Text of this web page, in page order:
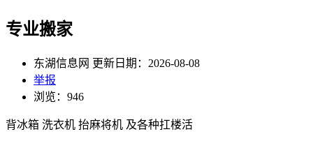
专业搬家
东湖信息网 更新日期：2026-08-08
举报
浏览：946
背冰箱 洗衣机 抬麻将机 及各种扛楼活